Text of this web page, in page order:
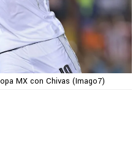
MX con Chivas (Imago7)